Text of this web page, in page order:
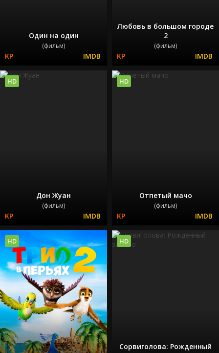
Один на один
(фильм)
Любовь в большом городе
2
(фильм)
Дон Жуан
(фильм)
HD
Отпетый мачо
(фильм)
HD
HD
Сорвиголова: Рожденный
HD